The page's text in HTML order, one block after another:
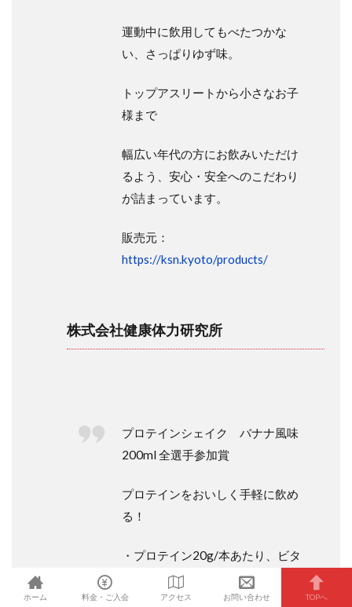
運動中に飲⽤してもべたつかな
い、さっぱりゆず味。
トップアスリートから小さなお子
様まで
幅広い年代の方にお飲みいただけ
るよう、安心・安全へのこだわり
が詰まっています。
販売元：
https://ksn.kyoto/products/
株式会社健康体力研究所
プロテインシェイク バナナ風味
200ml 全選手参加賞
プロテインをおいしく手軽に飲め
る！
・プロテイン20g/本あたり、ビタ
ミン11種
ホーム 料金・ご入会 アクセス お問い合わせ TOPへ